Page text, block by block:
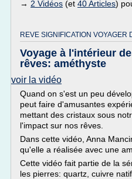
→ 2 Vidéos (et 40 Articles)
REVE SIGNIFICATION VOYAGER
Voyage à l'intérieur
rêves: améthyste
voir la vidéo
Quand on s'est un peu
peut faire d'amusantes
mettant des cristaux sous
l'impact sur nos rêves.
Dans cette vidéo, Anna
qu'elle a réalisée avec une
Cette vidéo fait partie de la
les pierres: quartz, cuivre